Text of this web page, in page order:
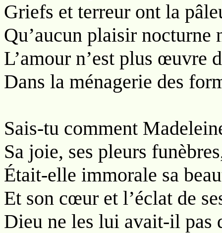
Griefs et terreur ont la
Qu’aucun plaisir nocturne
L’amour n’est plus œuvre
Dans la ménagerie des
Sais-tu comment
Sa joie, ses pleurs
Était-elle immorale sa
Et son cœur et l’éclat de
Dieu ne les lui avait-il pas